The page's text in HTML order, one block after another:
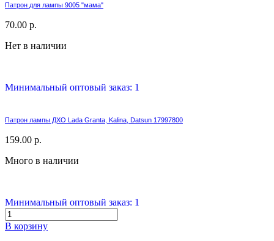
Патрон для лампы 9005 "мама"
70.00 р.
Нет в наличии
Минимальный оптовый заказ: 1
Патрон лампы ДХО Lada Granta, Kalina, Datsun 17997800
159.00 р.
Много в наличии
Минимальный оптовый заказ: 1
В корзину